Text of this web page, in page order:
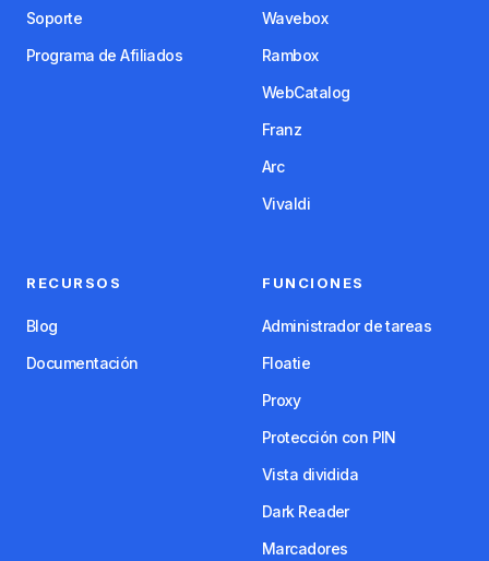
Soporte
Programa de Afiliados
Wavebox
Rambox
WebCatalog
Franz
Arc
Vivaldi
RECURSOS
Blog
Documentación
FUNCIONES
Administrador de tareas
Floatie
Proxy
Protección con PIN
Vista dividida
Dark Reader
Marcadores